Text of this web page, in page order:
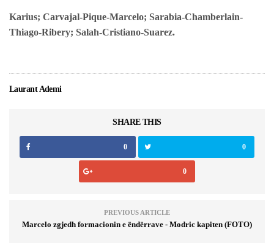
Karius; Carvajal-Pique-Marcelo; Sarabia-Chamberlain-
Thiago-Ribery; Salah-Cristiano-Suarez.
Laurant Ademi
SHARE THIS
0 0
0
PREVIOUS ARTICLE
Marcelo zgjedh formacionin e ëndërrave - Modric kapiten (FOTO)